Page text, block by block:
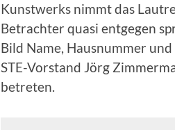
Kunstwerks nimmt das
Betrachter quasi entgegen
Bild Name, Hausnummer
STE-Vorstand Jörg
betreten.